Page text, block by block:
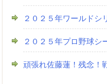
２０２５年ワールドシ
２０２５年プロ野球シ
頑張れ佐藤蓮！残念！